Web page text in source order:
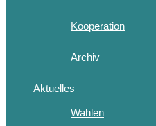
Kooperation
Archiv
Aktuelles
Wahlen